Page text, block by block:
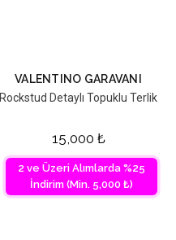
VALENTINO GARAVANI
Rockstud Detaylı Topuklu Terlik
15,000 ₺
2 ve Üzeri Alımlarda %25
İndirim (Min. 5,000 ₺)